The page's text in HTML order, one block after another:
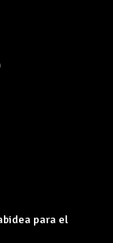
para el